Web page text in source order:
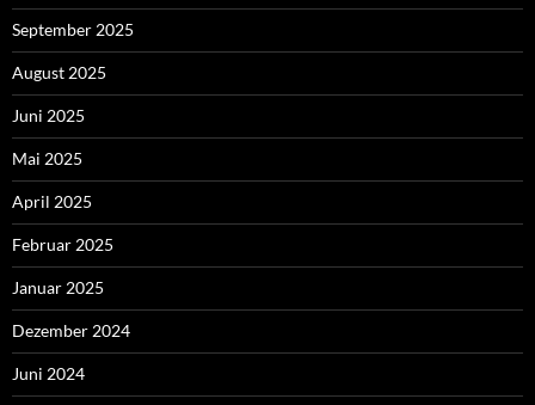
September 2025
August 2025
Juni 2025
Mai 2025
April 2025
Februar 2025
Januar 2025
Dezember 2024
Juni 2024